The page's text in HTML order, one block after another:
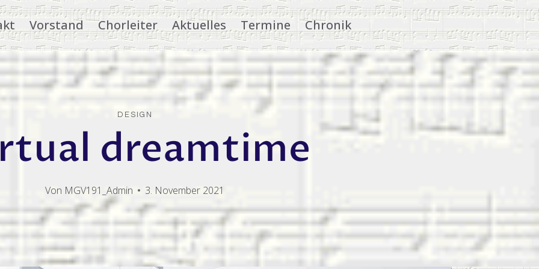
Vorstand Chorleiter Aktuelles Termine Chronik
DESIGN
dreamtime
Von MGV191_Admin 3. November 2021